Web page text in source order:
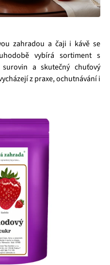
zahradou a čaji i kávě se
vybírá sortiment s
a skutečný chuťový
z praxe, ochutnávání i